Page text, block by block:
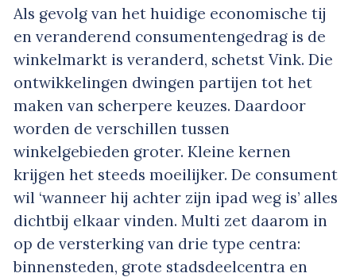
Als gevolg van het huidige economische tij
en veranderend consumentengedrag is de
winkelmarkt is veranderd, schetst Vink. Die
ontwikkelingen dwingen partijen tot het
maken van scherpere keuzes. Daardoor
worden de verschillen tussen
winkelgebieden groter. Kleine kernen
krijgen het steeds moeilijker. De consument
wil ‘wanneer hij achter zijn ipad weg is’ alles
dichtbij elkaar vinden. Multi zet daarom in
op de versterking van drie type centra:
binnensteden, grote stadsdeelcentra en